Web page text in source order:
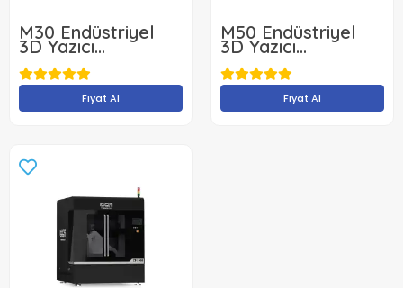
M30 Endüstriyel
3D Yazıcı
300x300x300
Fiyat Al
M50 Endüstriyel
3D Yazıcı
500x500x500mm
Fiyat Al